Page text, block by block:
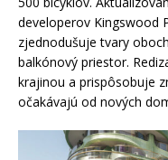
developerov Kingswood
zjednodušuje tvary
balkónový priestor.
krajinou a prispôsobuje
očakávajú od nových